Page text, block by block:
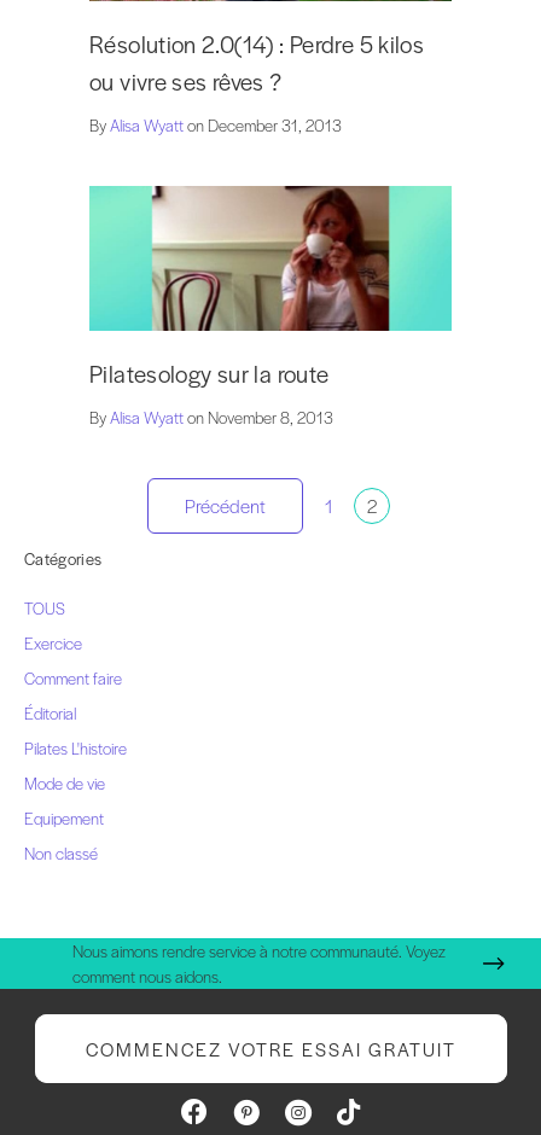
Catégories
TOUS
Exercice
Comment faire
Éditorial
Pilates L'histoire
Mode de vie
Equipement
Non classé
Résolution 2.0(14) : Perdre 5 kilos
ou vivre ses rêves ?
ByAlisa Wyatton December 31, 2013
Pilatesology sur la route
ByAlisa Wyatton November 8, 2013
des
messages
Précédent 1 2
Nous aimons rendre service à notre communauté. Voyez
comment nous aidons.
COMMENCEZ VOTRE ESSAI GRATUIT